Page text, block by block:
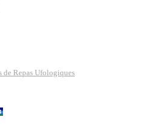
de Repas Ufologiques